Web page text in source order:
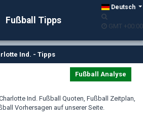
Deutsch
GMT +00:00
Fußball Tipps
Ind. - Tipps
Fußball Analyse
Ind. Fußball Quoten, Fußball Zeitplan,
Vorhersagen auf unserer Seite.